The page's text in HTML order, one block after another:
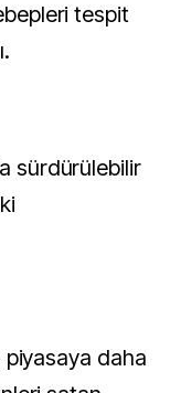
tespit
sürdürülebilir
piyasaya daha